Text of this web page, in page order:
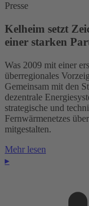
Presse
Kelheim setzt
einer starken
Was 2009 mit einer
überregionales
Gemeinsam mit den
dezentrale
strategische und
Fernwärmenetzes
mitgestalten.
Mehr lesen
▸